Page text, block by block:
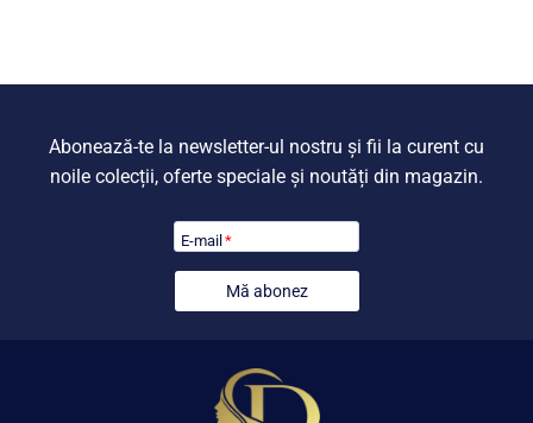
Abonează-te la newsletter-ul nostru și fii la curent cu
noile colecții, oferte speciale și noutăți din magazin.
E-mail*
Mă abonez